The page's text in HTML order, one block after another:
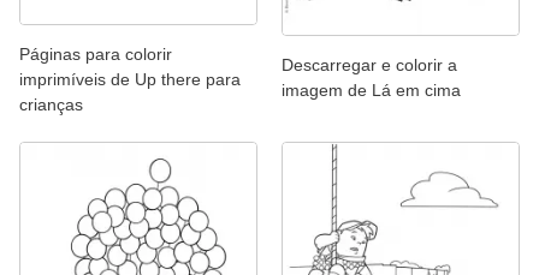
Páginas para colorir
imprimíveis de Up there para
crianças
Descarregar e colorir a
imagem de Lá em cima